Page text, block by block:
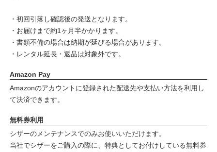
・初回引落し確認後の発送となります。
・お届けまで約1ヶ月半かかります。
・書類不備の場合は納期が延びる場合があります。
・レンタル延長・返品は対象外です。
Amazon Pay
Amazonのアカウントに登録された配送先や支払い方法を利用し
て決済できます。
無料券利用
シザーのメンテナンスでのみお使いいただけます。
当社でシザーをご購入の際に、特典としてお付けしている無料券